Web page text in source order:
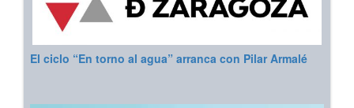
El ciclo “En torno al agua” arranca con Pilar Armalé